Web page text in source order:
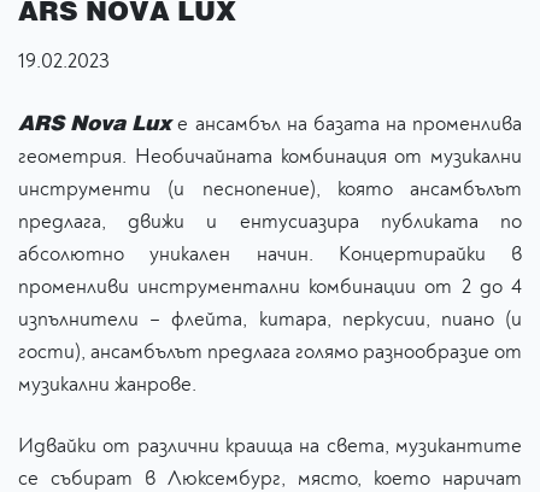
ARS NOVA LUX
19.02.2023
ARS Nova Luxе ансамбъл на базата на променлива
геометрия. Необичайната комбинация от музикални
инструменти (и песнопение), която ансамбълът
предлага, движи и ентусиазира публиката по
абсолютно уникален начин. Концертирайки в
променливи инструментални комбинации от 2 до 4
изпълнители – флейта, китара, перкусии, пиано (и
гости), ансамбълът предлага голямо разнообразие от
музикални жанрове.
Идвайки от различни краища на света, музикантите
се събират в Люксембург, място, което наричат